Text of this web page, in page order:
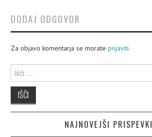
DODAJ ODGOVOR
Za objavo komentarja se morateprijaviti.
Išči:
NAJNOVEJŠI PRISPEVKI